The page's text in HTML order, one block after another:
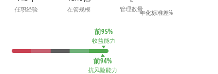
从业资格。
任职经验 在管规模 管理数量
前95%
收益能力
前94%
抗风险能力
年化标准差%